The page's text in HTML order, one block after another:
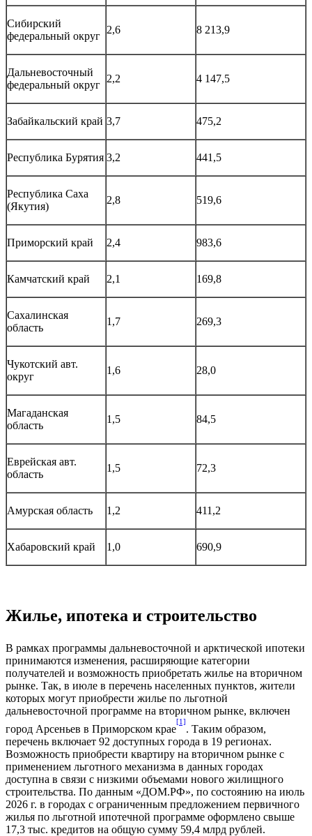
Сибирский
федеральный округ
2,6 8 213,9
Дальневосточный
федеральный округ
2,2 4 147,5
Забайкальский край 3,7 475,2
Республика Бурятия 3,2 441,5
Республика Саха
(Якутия)
2,8 519,6
Приморский край 2,4 983,6
Камчатский край 2,1 169,8
Сахалинская
область
1,7 269,3
Чукотский авт.
округ
1,6 28,0
Магаданская
область
1,5 84,5
Еврейская авт.
область
1,5 72,3
Амурская область 1,2 411,2
Хабаровский край 1,0 690,9
Жилье, ипотека и строительство
В рамках программы дальневосточной и арктической ипотеки
принимаются изменения, расширяющие категории
получателей и возможность приобретать жилье на вторичном
рынке. Так, в июле в перечень населенных пунктов, жители
которых могут приобрести жилье по льготной
дальневосточной программе на вторичном рынке, включен
город Арсеньев в Приморском крае
[1]
. Таким образом,
перечень включает 92 доступных города в 19 регионах.
Возможность приобрести квартиру на вторичном рынке с
применением льготного механизма в данных городах
доступна в связи с низкими объемами нового жилищного
строительства. По данным «ДОМ.РФ», по состоянию на июль
2026 г. в городах с ограниченным предложением первичного
жилья по льготной ипотечной программе оформлено свыше
17,3 тыс. кредитов на общую сумму 59,4 млрд рублей.